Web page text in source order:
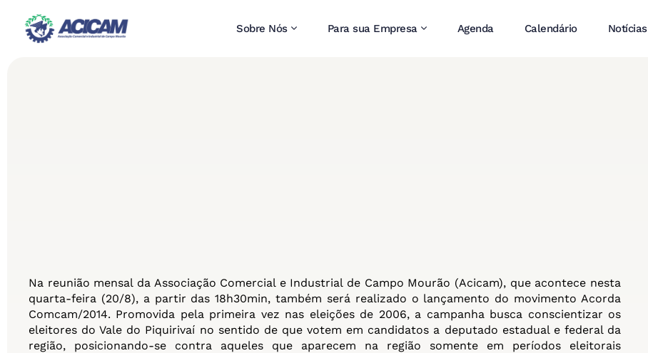
Sobre Nós Para sua Empresa Agenda Calendário Notícias
Na reunião mensal da Associação Comercial e Industrial de Campo Mourão (Acicam), que acontece nesta
quarta-feira (20/8), a partir das 18h30min, também será realizado o lançamento do movimento Acorda
Comcam/2014. Promovida pela primeira vez nas eleições de 2006, a campanha busca conscientizar os
eleitores do Vale do Piquirivaí no sentido de que votem em candidatos a deputado estadual e federal da
região, posicionando-se contra aqueles que aparecem na região somente em períodos eleitorais